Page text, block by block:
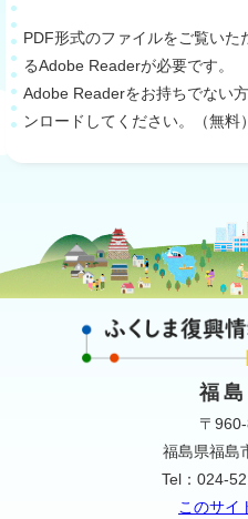
PDF形式のファイルをご覧い
るAdobe Readerが必要です。
Adobe Readerをお持ちでない
ンロードしてください。（無料）
福
〒
福島県福島
Tel：024-
このサイ